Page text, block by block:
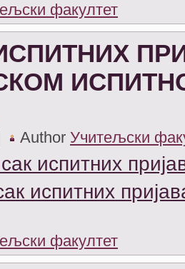
факултет
Author Учитељски
испитних
испитних
факултет